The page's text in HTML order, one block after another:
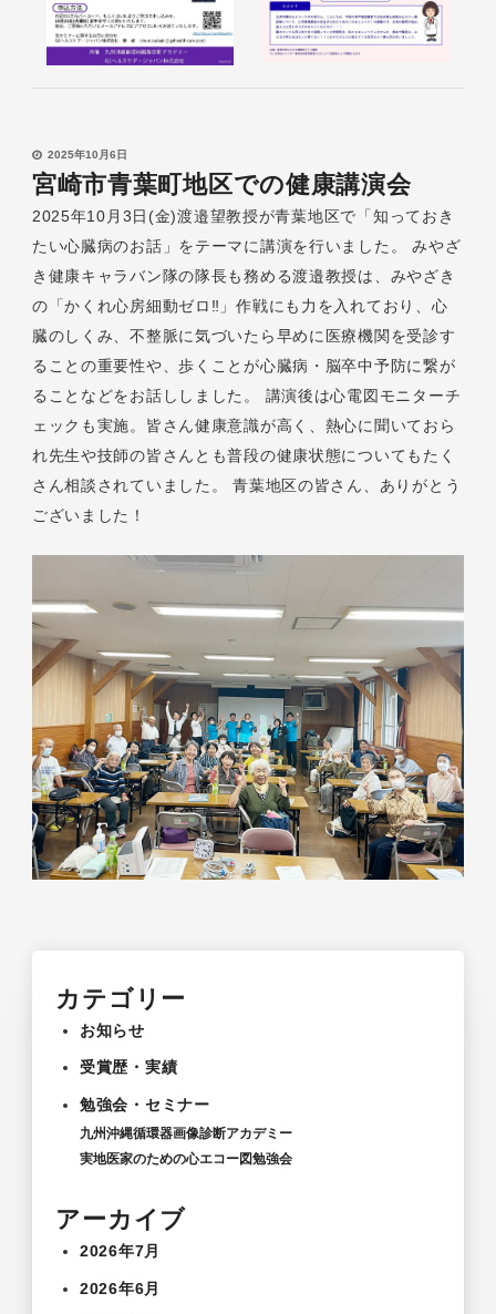
2025年10月6日
宮崎市青葉町地区での健康講演会
2025年10月3日(金)渡邉望教授が青葉地区で「知っておき
たい心臓病のお話」をテーマに講演を行いました。 みやざ
き健康キャラバン隊の隊長も務める渡邉教授は、みやざき
の「かくれ心房細動ゼロ‼」作戦にも力を入れており、心
臓のしくみ、不整脈に気づいたら早めに医療機関を受診す
ることの重要性や、歩くことが心臓病・脳卒中予防に繋が
ることなどをお話ししました。 講演後は心電図モニターチ
ェックも実施。皆さん健康意識が高く、熱心に聞いておら
れ先生や技師の皆さんとも普段の健康状態についてもたく
さん相談されていました。 青葉地区の皆さん、ありがとう
ございました！
カテゴリー
お知らせ
受賞歴・実績
勉強会・セミナー
九州沖縄循環器画像診断アカデミー
実地医家のための心エコー図勉強会
アーカイブ
2026年7月
2026年6月